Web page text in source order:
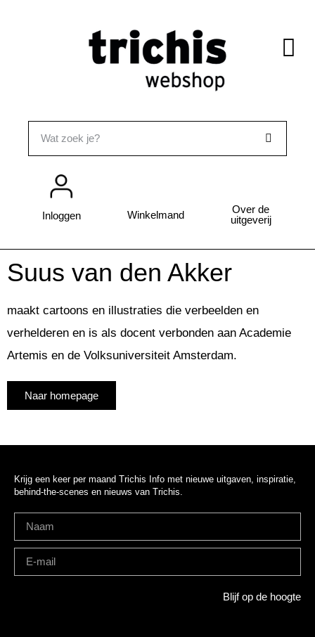
Inloggen Winkelmand
Over de
uitgeverij
Suus van den Akker
maakt cartoons en illustraties die verbeelden en
verhelderen en is als docent verbonden aan Academie
Artemis en de Volksuniversiteit Amsterdam.
Naar homepage
Krijg een keer per maand Trichis Info met nieuwe uitgaven, inspiratie,
behind-the-scenes en nieuws van Trichis.
Blijf op de hoogte